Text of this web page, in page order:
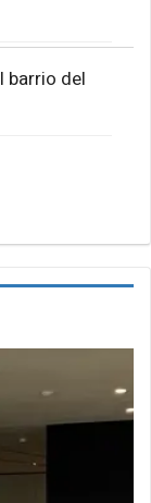
barrio del